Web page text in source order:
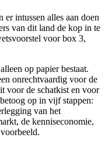
er intussen alles aan doen
van dit land de kop in te
voor box 3,
op papier bestaat.
onrechtvaardig voor de
voor de schatkist en voor
op in vijf stappen:
van het
de kenniseconomie,